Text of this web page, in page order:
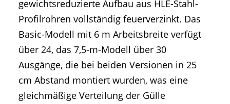
gewichtsreduzierte Aufbau aus HLE-Stahl-
Profilrohren vollständig feuerverzinkt. Das
Basic-Modell mit 6 m Arbeitsbreite verfügt
über 24, das 7,5-m-Modell über 30
Ausgänge, die bei beiden Versionen in 25
cm Abstand montiert wurden, was eine
gleichmäßige Verteilung der Gülle